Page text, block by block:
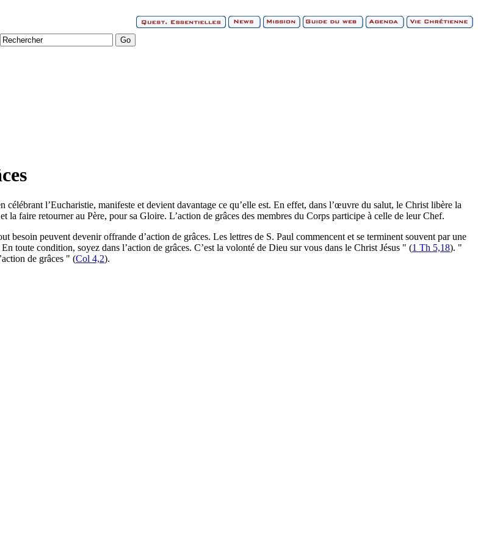
célébrant l’Eucharistie, manifeste et devient davantage ce qu’elle est. En effet, dans l’œuvre du salut, le Christ libère la
la faire retourner au Père, pour sa Gloire. L’action de grâces des membres du Corps participe à celle de leur Chef.
besoin peuvent devenir offrande d’action de grâces. Les lettres de S. Paul commencent et se terminent souvent par une
toute condition, soyez dans l’action de grâces. C’est la volonté de Dieu sur vous dans le Christ Jésus " (1 Th 5,18). "
de grâces " (Col 4,2).